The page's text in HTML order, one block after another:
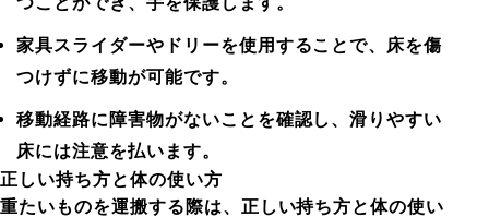
家具スライダーやドリーを使用することで、床を傷
つけずに移動が可能です。
移動経路に障害物がないことを確認し、滑りやすい
床には注意を払います。
正しい持ち方と体の使い方
重たいものを運搬する際は、正しい持ち方と体の使い